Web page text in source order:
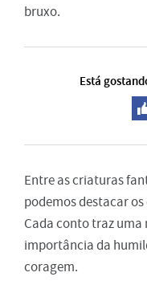
bruxo.
Está
Entre as criaturas
podemos destacar os
Cada conto traz
importância da
coragem.